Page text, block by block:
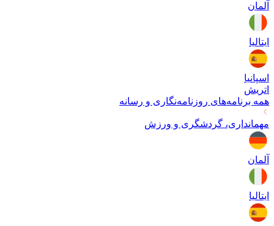
آلمان
ایتالیا
اسپانیا
اتریش
همه برنامه‌های روزنامه‌نگاری و رسانه
مهمانداری، گردشگری و ورزش
آلمان
ایتالیا